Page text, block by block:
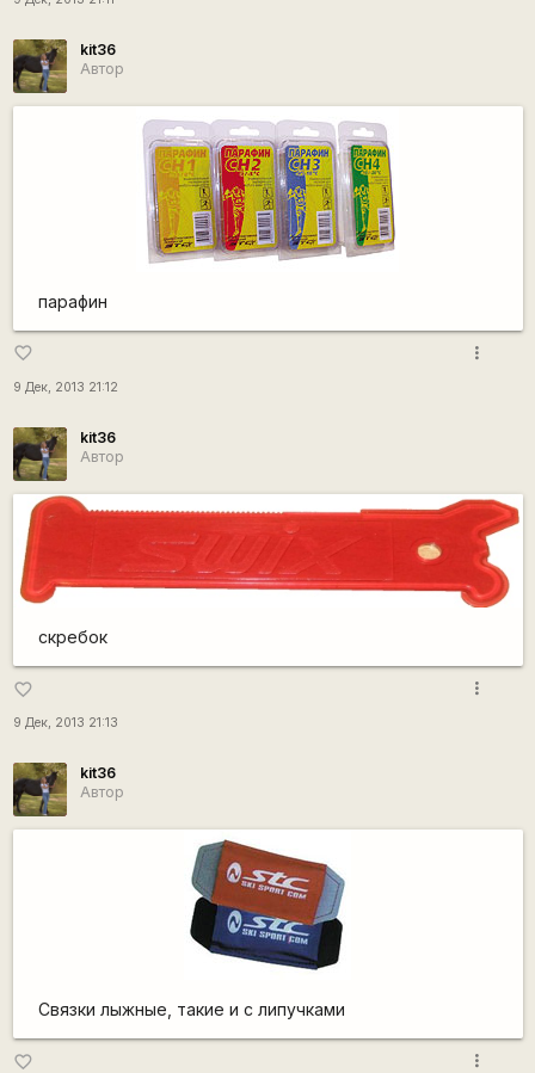
kit36
Автор
парафин
favorite_border
9 Дек, 2013 21:12
more_vert
kit36
Автор
скребок
favorite_border
9 Дек, 2013 21:13
more_vert
kit36
Автор
Связки лыжные, такие и с липучками
favorite_border more_vert